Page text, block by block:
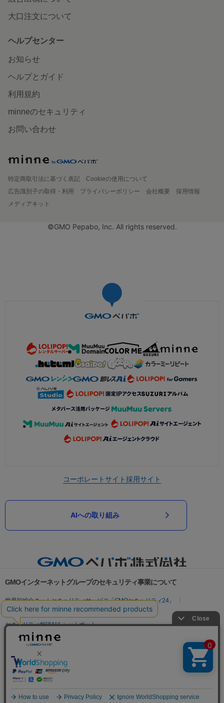
大口注文について
ヘルプセンター
お知らせ
ヘルプとガイド
利用規約
minneのセキュリティ
お問い合わせ
特定商取引法に基づく表記
Cookieの使用について
広告識別子の取得・利用
プライバシーポリシー 会社概要
採用情報
メディアキット
©GMO Pepabo, Inc. All rights reserved.
コーポレートサイト採用サイト
AIへの取り組み
GMOインターネットグループのセキュリティ事業について
世界初総合ネットセキュリティサービス「GMOセキュリティ24」
パスワード漏洩診断
Webサイトリスク診断
セキュリティ相談AIチャットボット
実在証明・盗聴対策
サイバー攻撃対策（GMO Flatt Security）
セキュリティ事業の軌跡